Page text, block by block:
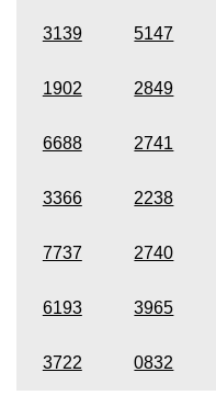
3139 5147
1902 2849
6688 2741
3366 2238
7737 2740
6193 3965
3722 0832